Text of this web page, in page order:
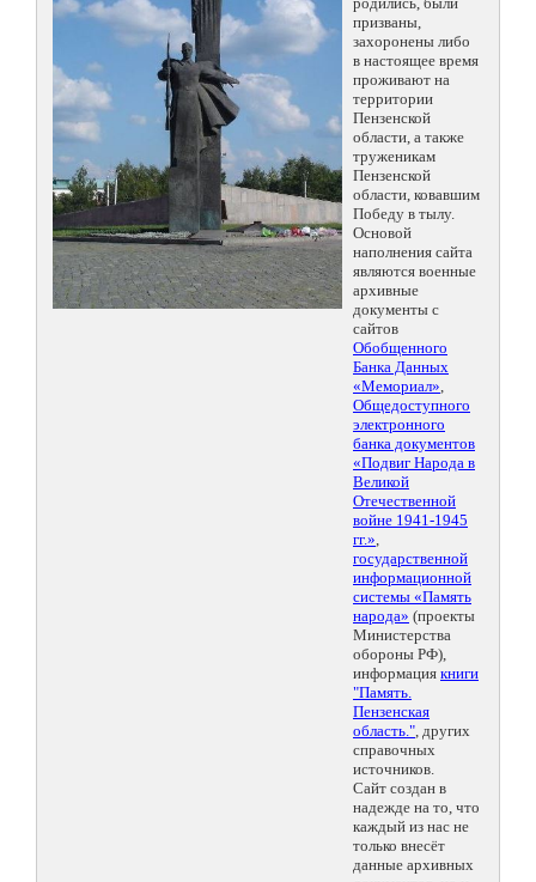
призваны,
захоронены либо
в настоящее время
проживают на
территории
Пензенской
области, а также
труженикам
Пензенской
области, ковавшим
Победу в тылу.
Основой
наполнения сайта
являются военные
архивные
документы с
сайтов
Обобщенного
Банка Данных
«Мемориал»,
Общедоступного
электронного
банка документов
«Подвиг Народа в
Великой
Отечественной
войне 1941-1945
гг.»,
государственной
информационной
системы «Память
народа» (проекты
Министерства
обороны РФ),
информация книги
"Память.
Пензенская
область.", других
справочных
источников.
Сайт создан в
надежде на то, что
каждый из нас не
только внесёт
данные архивных